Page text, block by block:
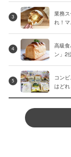
3
業務
れ！
4
高級
ン」2
5
コン
はどれ